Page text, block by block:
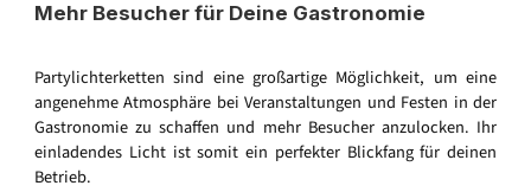
Mehr Besucher für Deine Gastronomie
Partylichterketten sind eine großartige Möglichkeit, um eine
angenehme Atmosphäre bei Veranstaltungen und Festen in der
Gastronomie zu schaffen und mehr Besucher anzulocken. Ihr
einladendes Licht ist somit ein perfekter Blickfang für deinen
Betrieb.